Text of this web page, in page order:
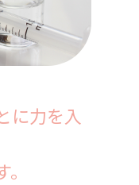
に力を入